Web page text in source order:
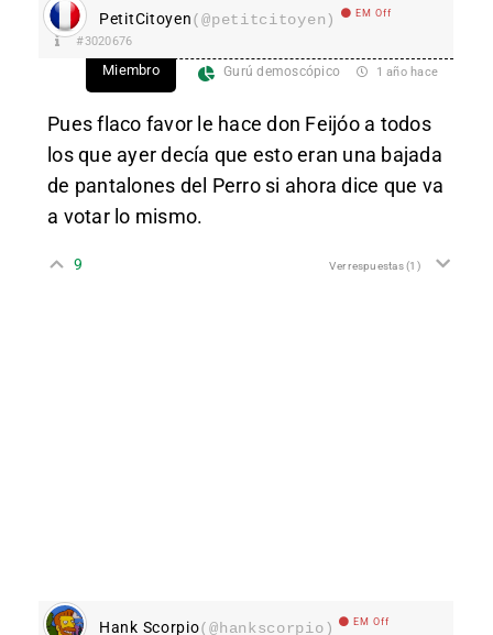
PetitCitoyen(@petitcitoyen) EM Off
#3020676
Miembro Gurú demoscópico 1 año hace
Pues flaco favor le hace don Feijóo a todos
los que ayer decía que esto eran una bajada
de pantalones del Perro si ahora dice que va
a votar lo mismo.
9 Ver respuestas(1)
Hank Scorpio(@hankscorpio) EM Off